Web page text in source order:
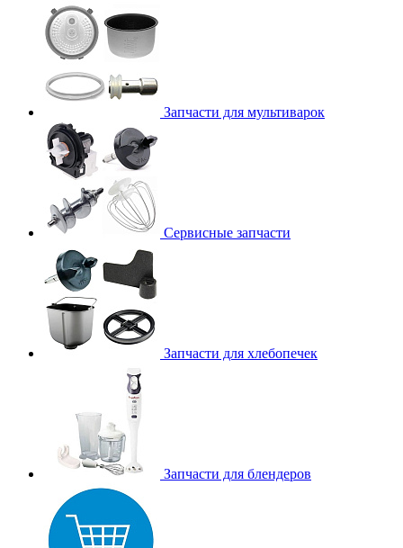
Запчасти для мультиварок
Сервисные запчасти
Запчасти для хлебопечек
Запчасти для блендеров